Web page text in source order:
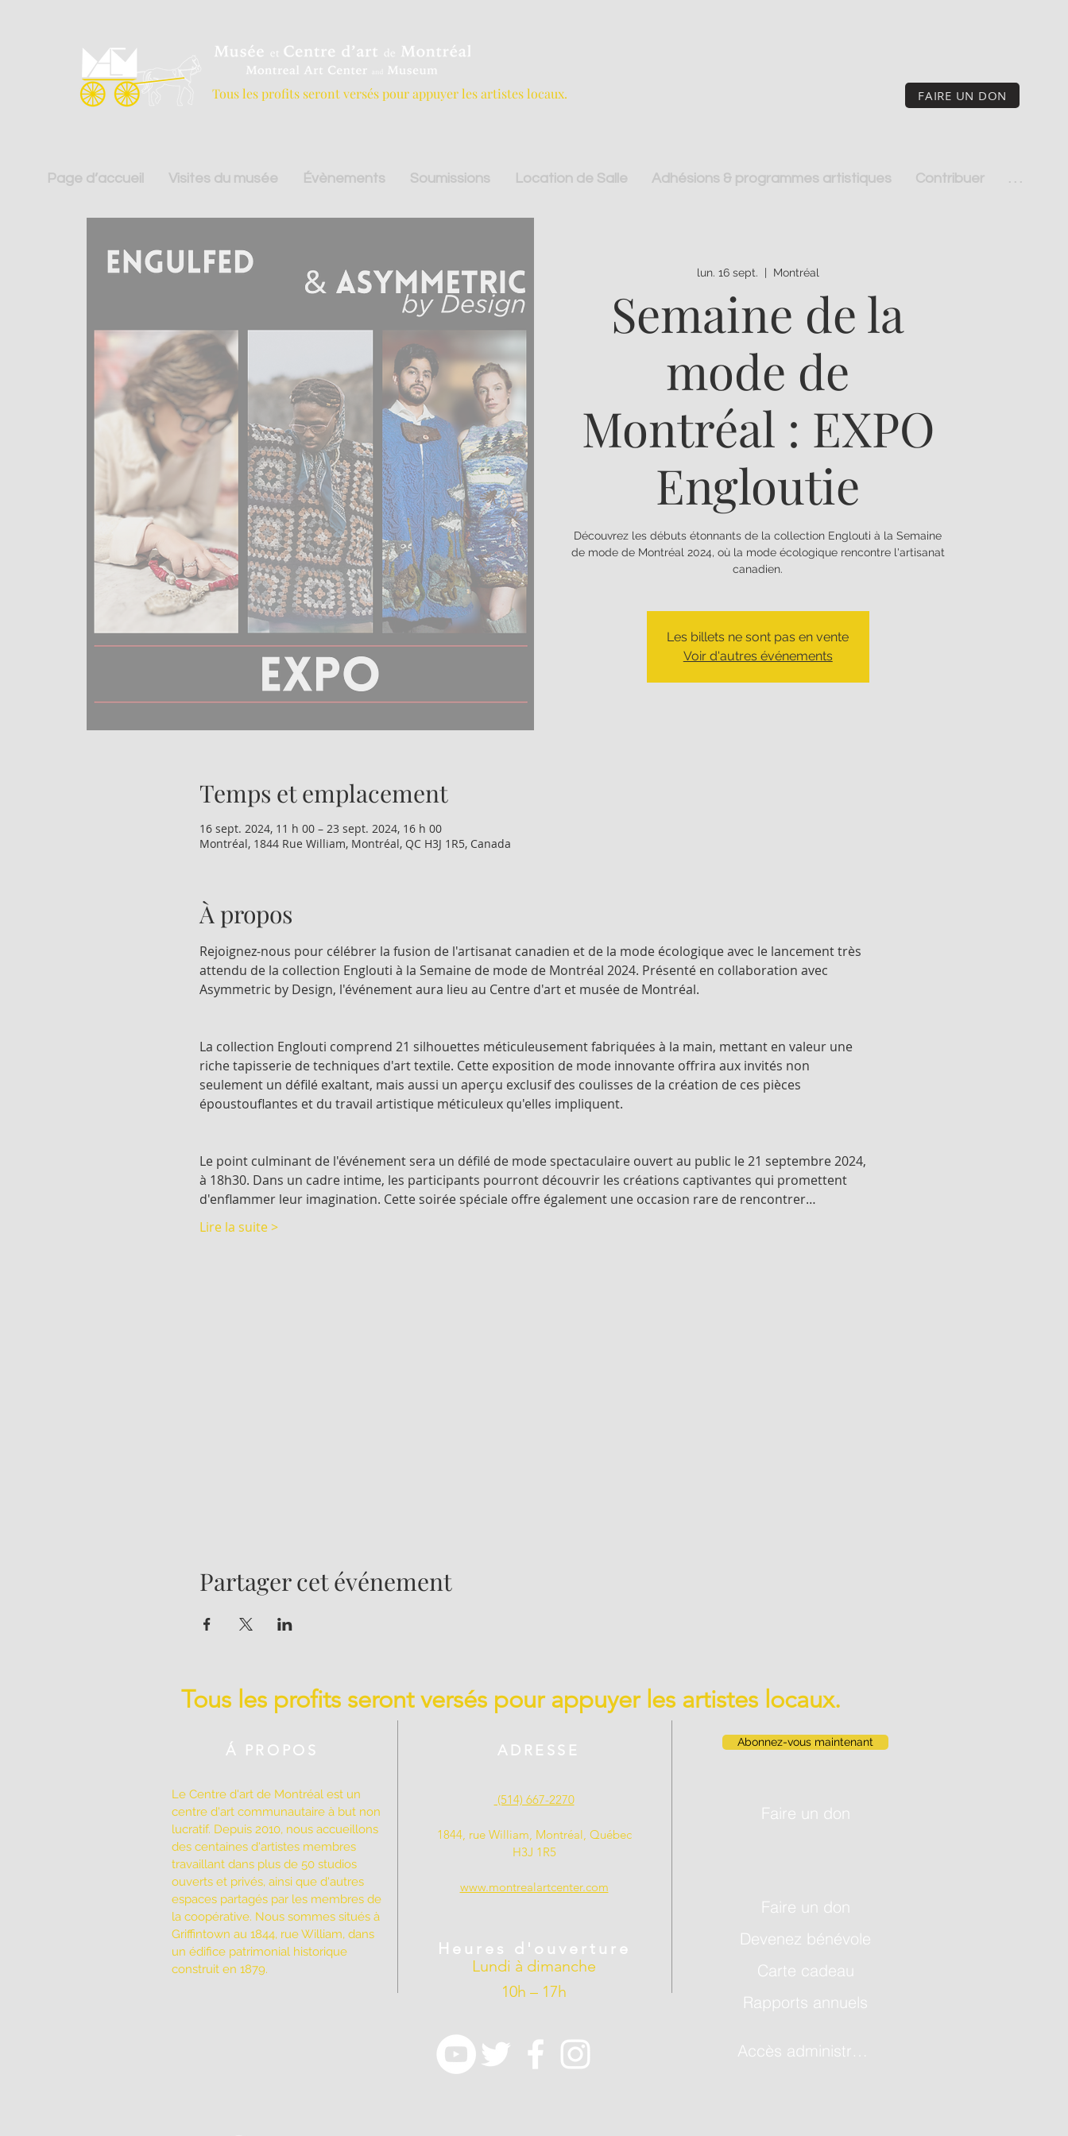
Tous les profits seront versés pour appuyer les artistes locaux. FAIRE UN DON
Page d’accueil Visites du musée Évènements Soumissions Location de Salle Adhésions & programmes artistiques Contribuer . . .
lun. 16 sept. Montréal
Semaine de la
mode de
Montréal : EXPO
Engloutie
Découvrez les débuts étonnants de la collection Englouti à la Semaine
de mode de Montréal 2024, où la mode écologique rencontre l'artisanat
canadien.
Les billets ne sont pas en vente
Voir d'autres événements
Temps et emplacement
16 sept. 2024, 11 h 00 – 23 sept. 2024, 16 h 00
Montréal, 1844 Rue William, Montréal, QC H3J 1R5, Canada
À propos
Rejoignez-nous pour célébrer la fusion de l'artisanat canadien et de la mode écologique avec le lancement très
attendu de la collection Englouti à la Semaine de mode de Montréal 2024. Présenté en collaboration avec
Asymmetric by Design, l'événement aura lieu au Centre d'art et musée de Montréal.
La collection Englouti comprend 21 silhouettes méticuleusement fabriquées à la main, mettant en valeur une
riche tapisserie de techniques d'art textile. Cette exposition de mode innovante offrira aux invités non
seulement un défilé exaltant, mais aussi un aperçu exclusif des coulisses de la création de ces pièces
époustouflantes et du travail artistique méticuleux qu'elles impliquent.
Le point culminant de l'événement sera un défilé de mode spectaculaire ouvert au public le 21 septembre 2024,
à 18h30. Dans un cadre intime, les participants pourront découvrir les créations captivantes qui promettent
d'enflammer leur imagination. Cette soirée spéciale offre également une occasion rare de rencontrer…
Lire la suite >
Partager cet événement
Á PROPOS
Le Centre d'art de Montréal est un
centre d'art communautaire à but non
lucratif. Depuis 2010, nous accueillons
des centaines d'artistes membres
travaillant dans plus de 50 studios
ouverts et privés, ainsi que d'autres
espaces partagés par les membres de
la coopérative. Nous sommes situés à
Griffintown au 1844, rue William, dans
un édifice patrimonial historique
construit en 1879.
ADRESSE
(514) 667-2270
1844, rue William, Montréal, Québec
H3J 1R5
www.montrealartcenter.com
Abonnez-vous maintenant
Tous les profits seront versés pour appuyer les artistes locaux.
Devenez bénévole
Faire un don
Carte cadeau
Heures d'ouverture
Lundi à dimanche
10h – 17h
Rapports annuels
Faire un don